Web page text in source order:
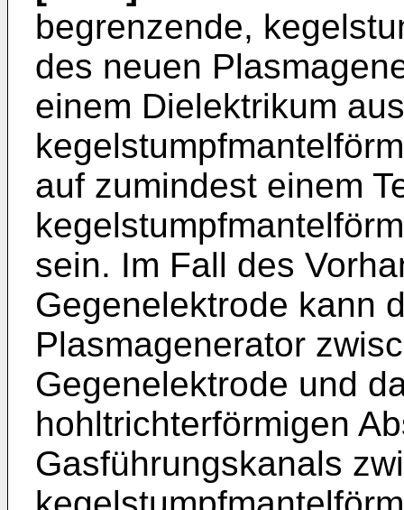
begrenzende,
des neuen
einem Dielektrikum
auf zumindest einem
sein. Im Fall des
Gegenelektrode kann
Plasmagenerator
Gegenelektrode und
hohltrichterförmigen
Gasführungskanals